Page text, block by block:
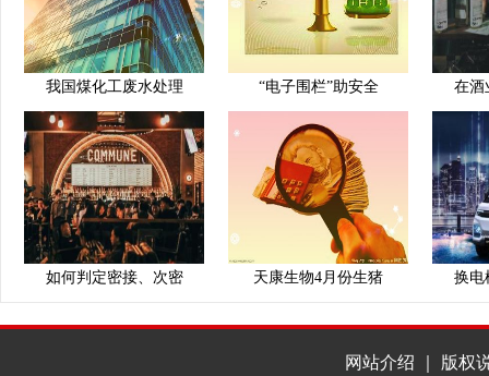
我国煤化工废水处理 “电子围栏”助安全 在酒
如何判定密接、次密 天康生物4月份生猪 换电
网站介绍 ｜ 版权